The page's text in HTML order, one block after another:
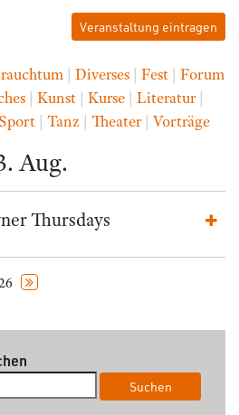
Veranstaltung eintragen
| Diverses | Fest | Forum
| Kunst | Kurse | Literatur|
Sport | Tanz | Theater| Vorträge
Aug.
Thursdays
Suchen